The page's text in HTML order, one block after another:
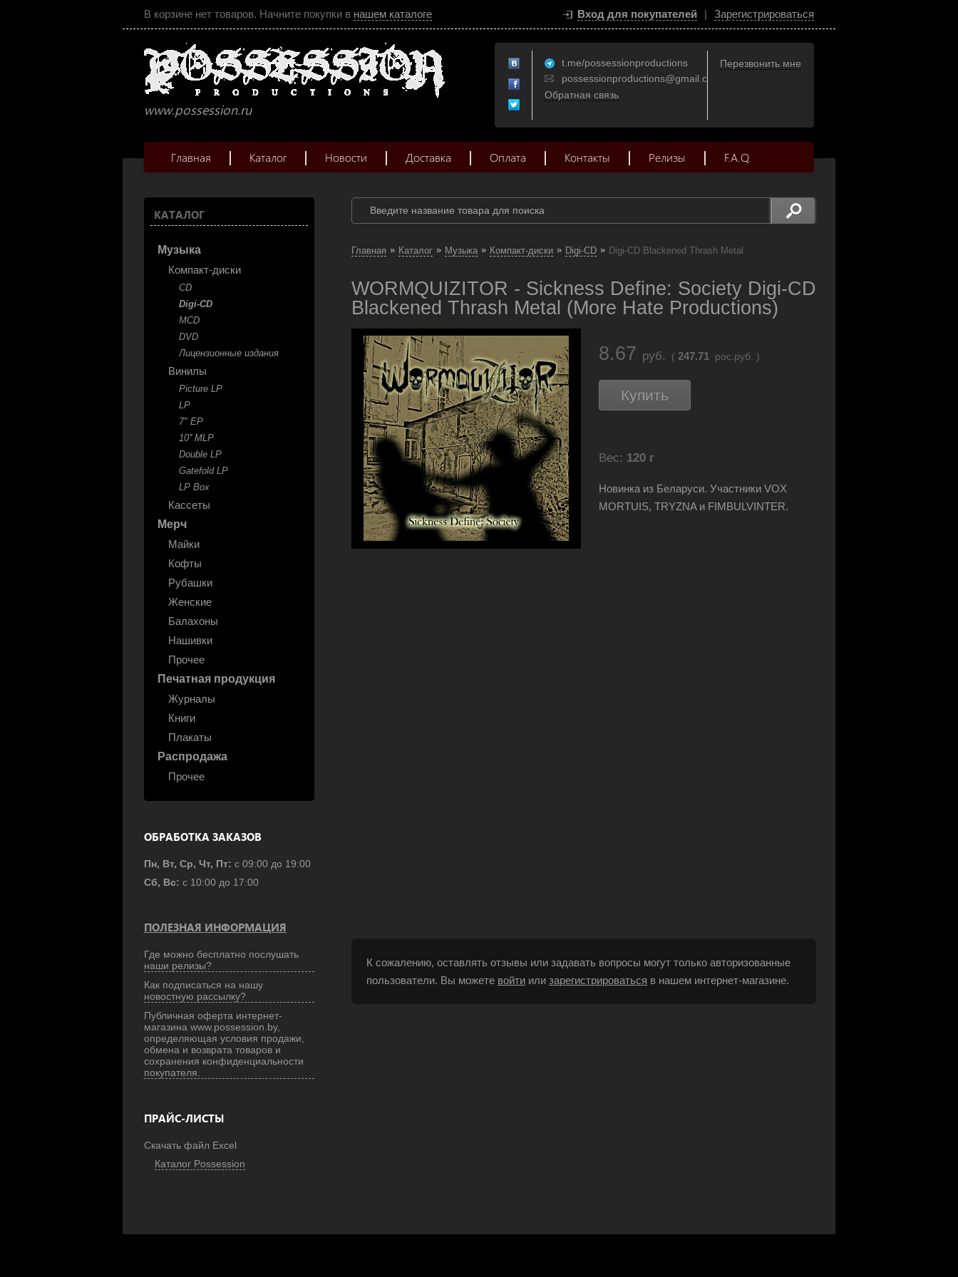
В корзине нет товаров. Начните покупки в нашем каталоге Вход для покупателей | Зарегистрироваться
www.possession.ru
t.me/possessionproductions
possessionproductions@gmail.com
Обратная связь
Перезвонить мне
Главная Каталог Новости Доставка Оплата Контакты Релизы F.A.Q.
КАТАЛОГ
Музыка
Компакт-диски
CD
Digi-CD
MCD
DVD
Лицензионные издания
Винилы
Picture LP
LP
7" EP
10'' MLP
Double LP
Gatefold LP
LP Box
Кассеты
Мерч
Майки
Кофты
Рубашки
Женские
Балахоны
Нашивки
Прочее
Печатная продукция
Журналы
Книги
Плакаты
Распродажа
Прочее
ОБРАБОТКА ЗАКАЗОВ
Пн, Вт, Ср, Чт, Пт: с 09:00 до 19:00
Сб, Вс: с 10:00 до 17:00
ПОЛЕЗНАЯ ИНФОРМАЦИЯ
Где можно бесплатно послушать
наши релизы?
Как подписаться на нашу
новостную рассылку?
Публичная оферта интернет-
магазина www.possession.by,
определяющая условия продажи,
обмена и возврата товаров и
сохранения конфиденциальности
покупателя.
ПРАЙС-ЛИСТЫ
Скачать файл Excel
Каталог Possession
Главная » Каталог » Музыка » Компакт-диски » Digi-CD » Digi-CD Blackened Thrash Metal
WORMQUIZITOR - Sickness Define: Society Digi-CD
Blackened Thrash Metal (More Hate Productions)
8.67 руб. ( 247.71 рос.руб. )
Купить
Вес: 120 г
Новинка из Беларуси. Участники VOX
MORTUIS, TRYZNA и FIMBULVINTER.
К сожалению, оставлять отзывы или задавать вопросы могут только авторизованные
пользователи. Вы можете войти или зарегистрироваться в нашем интернет-магазине.